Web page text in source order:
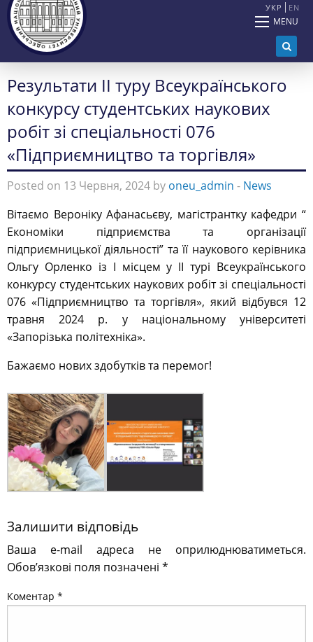
УКР EN
MENU
Результати ІІ туру Всеукраїнського
конкурсу студентських наукових
робіт зі спеціальності 076
«Підприємництво та торгівля»
Posted on 13 Червня, 2024 by oneu_admin - News
Вітаємо Вероніку Афанасьєву, магістрантку кафедри “
Економіки підприємства та організації
підприємницької діяльності” та її наукового керівника
Ольгу Орленко із І місцем у ІІ турі Всеукраїнського
конкурсу студентських наукових робіт зі спеціальності
076 «Підприємництво та торгівля», який відбувся 12
травня 2024 р. у національному університеті
«Запорізька політехніка».
Бажаємо нових здобутків та перемог!
Залишити відповідь
Ваша e-mail адреса не оприлюднюватиметься.
Обов’язкові поля позначені *
Коментар *